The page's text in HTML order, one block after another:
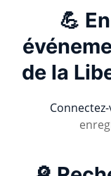
💪
de la